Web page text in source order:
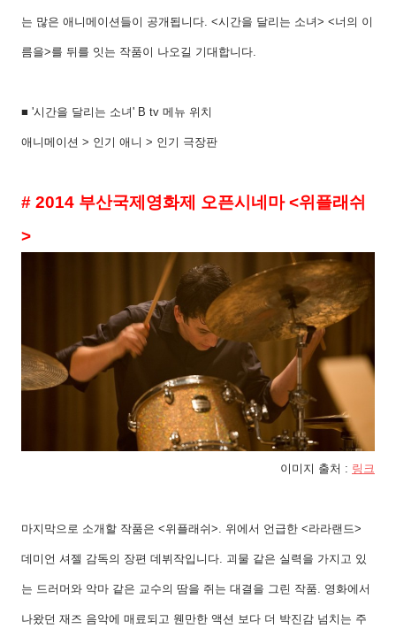
는 많은 애니메이션들이 공개됩니다. <시간을 달리는 소녀> <너의 이
름을>를 뒤를 잇는 작품이 나오길 기대합니다.
■ '시간을 달리는 소녀' B tv 메뉴 위치
애니메이션 > 인기 애니 > 인기 극장판
# 2014 부산국제영화제 오픈시네마<위플래쉬
>
이미지 출처 : 링크
마지막으로 소개할 작품은 <위플래쉬>. 위에서 언급한 <라라랜드>
데미언 셔젤 감독의 장편 데뷔작입니다 괴물 같은 실력을 가지고 있
는 드러머와 악마 같은 교수의 땀을 쥐는 대결을 그린 작품 영화에서
나왔던 재즈 음악에 매료되고 웬만한 액션 보다 더 박진감 넘치는 주